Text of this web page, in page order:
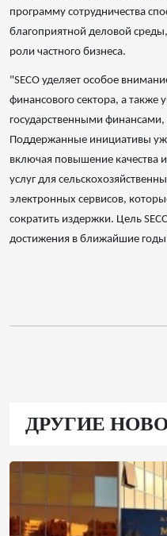
программу сотрудничества
благоприятной деловой
роли частного бизнеса.
"SECO уделяет особое
финансового сектора, а
государственными
Поддержанные инициативы
включая повышение качества
услуг для
электронных сервисов,
сократить издержки. Цель
достижения в ближайшие
ДРУГИЕ